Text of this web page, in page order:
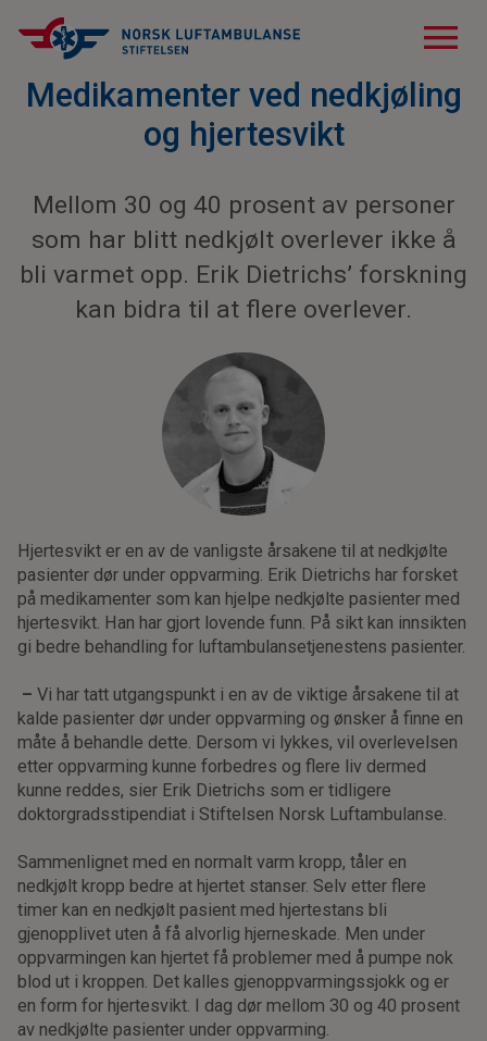
menu
Medikamenter ved nedkjøling
og hjertesvikt
Mellom 30 og 40 prosent av personer
som har blitt nedkjølt overlever ikke å
bli varmet opp. Erik Dietrichs’ forskning
kan bidra til at flere overlever.
Hjertesvikt er en av de vanligste årsakene til at nedkjølte
pasienter dør under oppvarming. Erik Dietrichs har forsket
på medikamenter som kan hjelpe nedkjølte pasienter med
hjertesvikt. Han har gjort lovende funn. På sikt kan innsikten
gi bedre behandling for luftambulansetjenestens pasienter.
–Vi har tatt utgangspunkt i en av de viktige årsakene til at
kalde pasienter dør under oppvarming og ønsker å finne en
måte å behandle dette. Dersom vi lykkes, vil overlevelsen
etter oppvarming kunne forbedres og flere liv dermed
kunne reddes, sier Erik Dietrichs som er tidligere
doktorgradsstipendiat i Stiftelsen Norsk Luftambulanse.
Sammenlignet med en normalt varm kropp, tåler en
nedkjølt kropp bedre at hjertet stanser. Selv etter flere
timer kan en nedkjølt pasient med hjertestans bli
gjenopplivet uten å få alvorlig hjerneskade. Men under
oppvarmingen kan hjertet få problemer med å pumpe nok
blod ut i kroppen. Det kalles gjenoppvarmingssjokk og er
en form for hjertesvikt. I dag dør mellom 30 og 40 prosent
av nedkjølte pasienter under oppvarming.